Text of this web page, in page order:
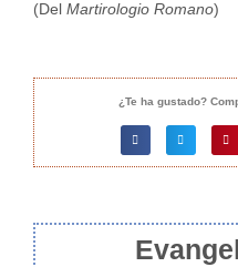
(Del Martirologio Romano)
¿Te ha gustado?